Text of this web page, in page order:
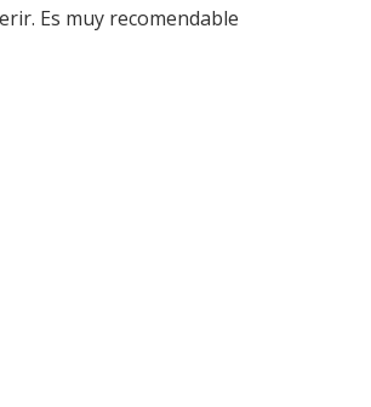
Es muy recomendable